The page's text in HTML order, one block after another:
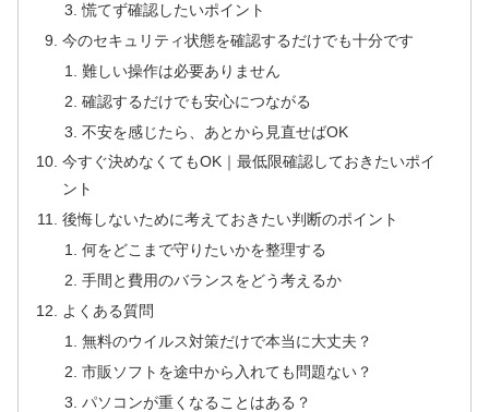
慌てず確認したいポイント
今のセキュリティ状態を確認するだけでも十分です
難しい操作は必要ありません
確認するだけでも安心につながる
不安を感じたら、あとから見直せばOK
今すぐ決めなくてもOK｜最低限確認しておきたいポイ
ント
後悔しないために考えておきたい判断のポイント
何をどこまで守りたいかを整理する
手間と費用のバランスをどう考えるか
よくある質問
無料のウイルス対策だけで本当に大丈夫？
市販ソフトを途中から入れても問題ない？
パソコンが重くなることはある？